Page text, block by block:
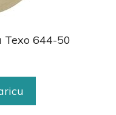
Texo 644-50